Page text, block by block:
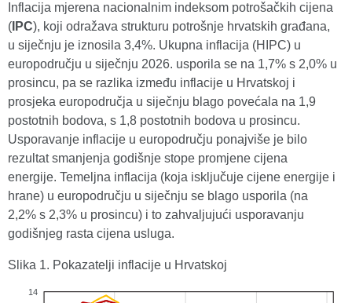
Inflacija mjerena nacionalnim indeksom potrošačkih cijena
( IPC), koji odražava strukturu potrošnje hrvatskih građana,
u siječnju je iznosila 3,4%. Ukupna inflacija (HIPC) u
europodručju u siječnju 2026. usporila se na 1,7% s 2,0% u
prosincu, pa se razlika između inflacije u Hrvatskoj i
prosjeka europodručja u siječnju blago povećala na 1,9
postotnih bodova, s 1,8 postotnih bodova u prosincu.
Usporavanje inflacije u europodručju ponajviše je bilo
rezultat smanjenja godišnje stope promjene cijena
energije. Temeljna inflacija (koja isključuje cijene energije i
hrane) u europodručju u siječnju se blago usporila (na
2,2% s 2,3% u prosincu) i to zahvaljujući usporavanju
godišnjeg rasta cijena usluga.
Slika 1. Pokazatelji inflacije u Hrvatskoj